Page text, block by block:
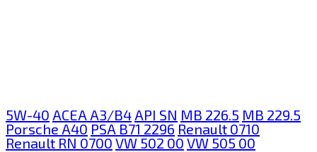
5W-40 ACEA A3/B4 API SN MB 226.5 MB 229.5
Porsche A40 PSA B71 2296 Renault 0710
Renault RN 0700 VW 502 00 VW 505 00